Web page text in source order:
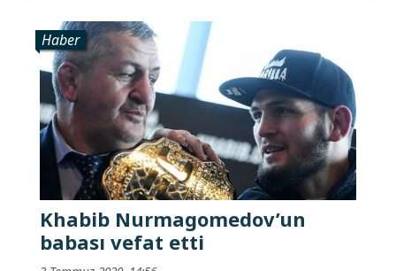
Haber
Khabib Nurmagomedov’un
babası vefat etti